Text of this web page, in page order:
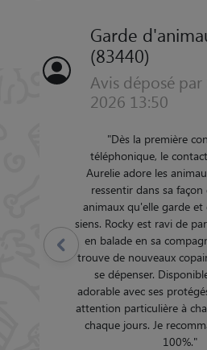
Garde
(83440)
Avis déposé par
2026 13:50
"Dès la première
téléphonique, le
Aurelie adore les
ressentir dans sa
animaux qu'elle garde et
siens. Rocky est ravi de
en balade en sa
trouve de nouveaux
se dépenser.
adorable avec ses
attention particulière à
chaque jours. Je
100%."
Précédent